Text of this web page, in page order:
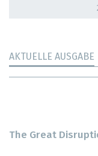
AKTUELLE AUSGABE
The Great